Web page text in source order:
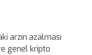
arzın azalması
genel kripto